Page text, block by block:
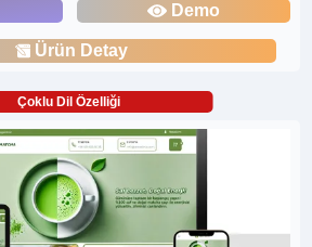
Demo
Ürün Detay
Çoklu Dil Özelliği